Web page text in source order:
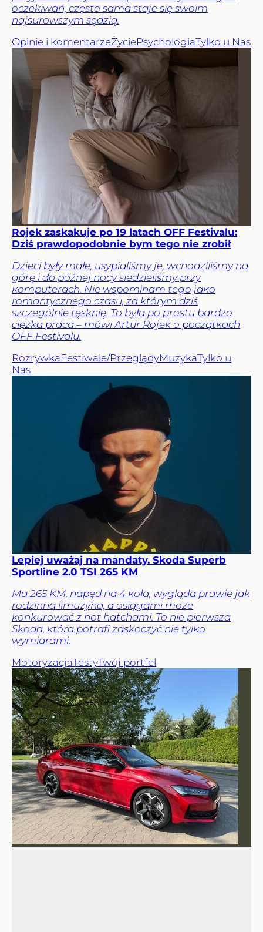
oczekiwań, często sama staje się swoim
najsurowszym sędzią.
Opinie i komentarzeŻyciePsychologiaTylko u Nas
Rojek zaskakuje po 19 latach OFF Festivalu:
Dziś prawdopodobnie bym tego nie zrobił
Dzieci były małe, usypialiśmy je, wchodziliśmy na
górę i do późnej nocy siedzieliśmy przy
komputerach. Nie wspominam tego jako
romantycznego czasu, za którym dziś
szczególnie tęsknię. To była po prostu bardzo
ciężka praca – mówi Artur Rojek o początkach
OFF Festivalu.
RozrywkaFestiwale/PrzeglądyMuzykaTylko u
Nas
Lepiej uważaj na mandaty. Skoda Superb
Sportline 2.0 TSI 265 KM
Ma 265 KM, napęd na 4 koła, wygląda prawie jak
rodzinna limuzyna, a osiągami może
konkurować z hot hatchami. To nie pierwsza
Skoda, która potrafi zaskoczyć nie tylko
wymiarami.
MotoryzacjaTestyTwój portfel